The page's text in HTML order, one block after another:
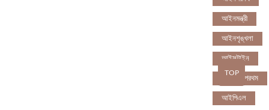
আইনমন্ত্রী
আইনশৃঙ্খলা
আইন্সটাইন
আইপডসপরথম
আইপিএল
TOP